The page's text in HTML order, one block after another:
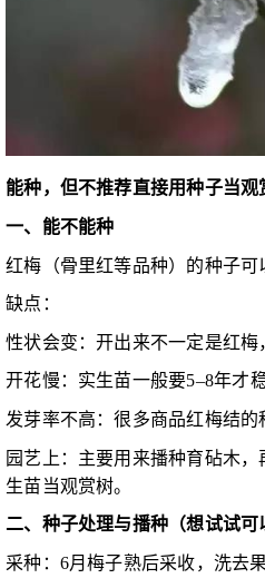
能种，但不推荐直接用种子当观
一、能不能种
红梅（骨里红等品种）的种子可
缺点：
性状会变：开出来不一定是红梅
开花慢：实生苗一般要5–8年才
发芽率不高：很多商品红梅结的
园艺上：主要用来播种育砧木
生苗当观赏树。
二、种子处理与播种（想试试可
采种：6月梅子熟后采收，洗去